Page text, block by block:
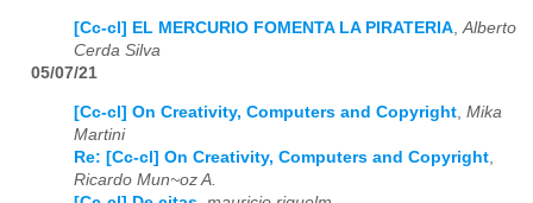
[Cc-cl] EL MERCURIO FOMENTA LA PIRATERIA,Alberto
Cerda Silva
05/07/21
[Cc-cl] On Creativity, Computers and Copyright, Mika
Martini
Re: [Cc-cl] On Creativity, Computers and Copyright,
Ricardo Mun~oz A.